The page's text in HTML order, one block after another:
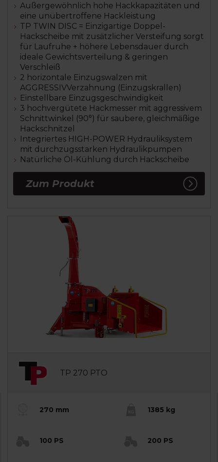
Außergewöhnlich hohe Hackkapazitäten und
eine unübertroffene Hackleistung
TP TWIN DISC = Einzigartige Doppel-
Hackscheibe mit zusätzlicher Versteifung sorgt
für Laufruhe + höhere Lebensdauer durch
ideale Gewichtsverteilung & geringen
Verschleiß
2 horizontale Einzugswalzen mit
AGGRESSIVVerzahnung (Einzugskrallen)
Einstellbare Einzugsgeschwindigkeit
3 hochvergütete Hackmesser mit aggressivem
Schnittwinkel (90°) für saubere, gleichmäßige
Hackschnitzel
Integriertes HIGH-POWER Hydrauliksystem
mit durchzugsstarken Hydraulikpumpen
Natürliche Öl-Kühlung durch Hackscheibe
Zum Produkt
TP 270 PTO
270 mm 1385 kg
100 PS 200 PS